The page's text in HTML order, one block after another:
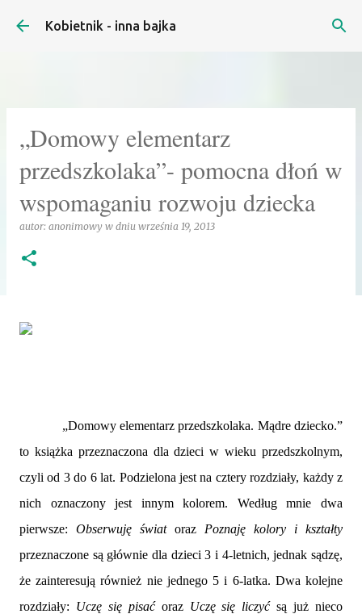
Przejdź do głównej zawartości
Kobietnik - inna bajka
„Domowy elementarz
przedszkolaka”- pomocna dłoń w
wspomaganiu rozwoju dziecka
autor: anonimowy w dniu września 19, 2013
„Domowy elementarz przedszkolaka. Mądre dziecko.”
to książka przeznaczona dla dzieci w wieku przedszkolnym,
czyli od 3 do 6 lat. Podzielona jest na cztery rozdziały, każdy z
nich oznaczony jest innym kolorem. Według mnie dwa
pierwsze: Obserwuję światoraz Poznaję kolory i kształty
przeznaczone są głównie dla dzieci 3 i 4-letnich, jednak sądzę,
że zainteresują również nie jednego 5 i 6-latka. Dwa kolejne
rozdziały: Uczę się pisaćoraz Uczę się liczyćsą już nieco